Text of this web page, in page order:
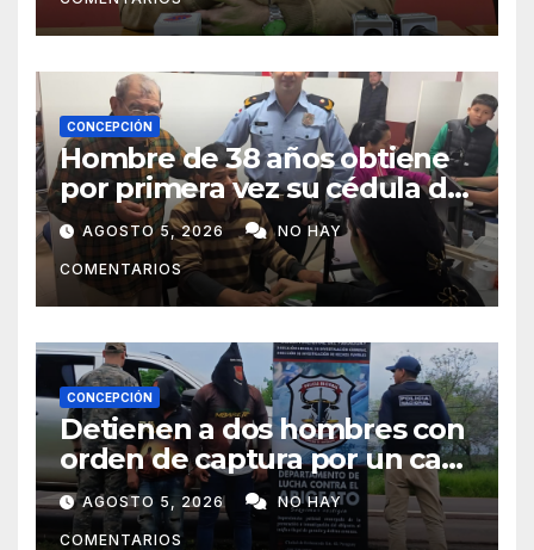
CONCEPCIÓN
Hombre de 38 años obtiene
por primera vez su cédula de
identidad en Concepción
AGOSTO 5, 2026 NO HAY
COMENTARIOS
CONCEPCIÓN
Detienen a dos hombres con
orden de captura por un caso
de abigeato
AGOSTO 5, 2026 NO HAY
COMENTARIOS